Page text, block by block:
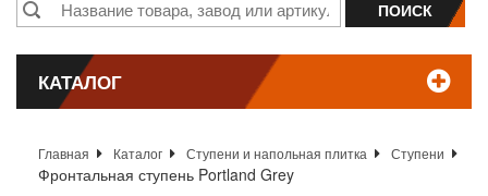
КАТАЛОГ
Главная Каталог Ступени и напольная плитка Ступени
Фронтальная ступень Portland Grey